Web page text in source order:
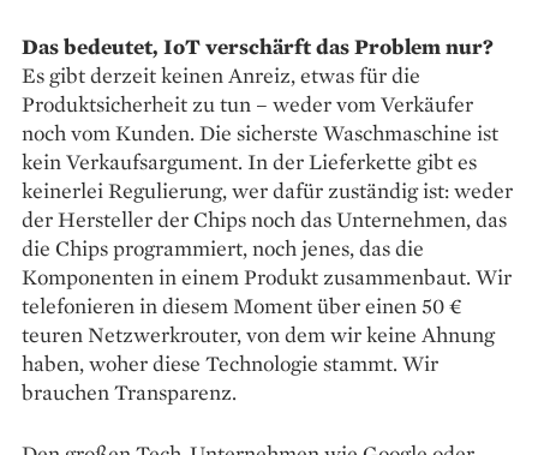
Das bedeutet, IoT verschärft das Problem nur?
Es gibt derzeit keinen Anreiz, etwas für die
Produktsicherheit zu tun – weder vom Verkäufer
noch vom Kunden. Die sicherste Waschmaschine ist
kein Verkaufsargument. In der Lieferkette gibt es
keinerlei Regulierung, wer dafür zuständig ist: weder
der Hersteller der Chips noch das Unternehmen, das
die Chips programmiert, noch jenes, das die
Komponenten in einem Produkt zusammenbaut. Wir
telefonieren in diesem Moment über einen 50 €
teuren Netzwerkrouter, von dem wir keine Ahnung
haben, woher diese Technologie stammt. Wir
brauchen Transparenz.